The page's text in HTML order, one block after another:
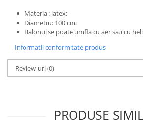
Petrecerea Burlacitelor
Petreceri Aniversare
Valentine's Day
Material: latex;
Diametru: 100 cm;
Balonul se poate umfla cu aer sau cu
Informatii conformitate produs
Review-uri(0)
PRODUSE